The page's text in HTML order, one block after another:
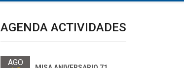
AGENDA ACTIVIDADES
AGO